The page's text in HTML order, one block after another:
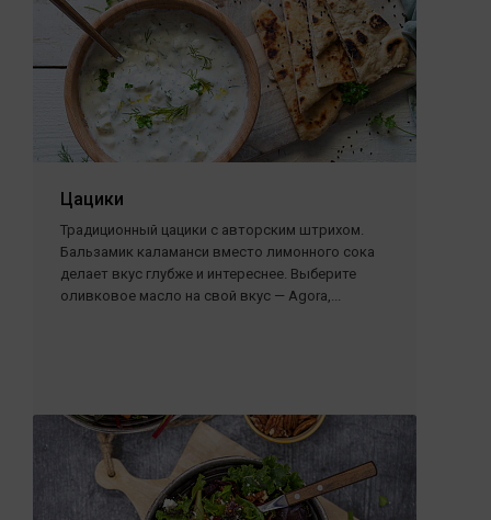
Цацики
Традиционный цацики с авторским штрихом.
Бальзамик каламанси вместо лимонного сока
делает вкус глубже и интереснее. Выберите
оливковое масло на свой вкус — Agora,...